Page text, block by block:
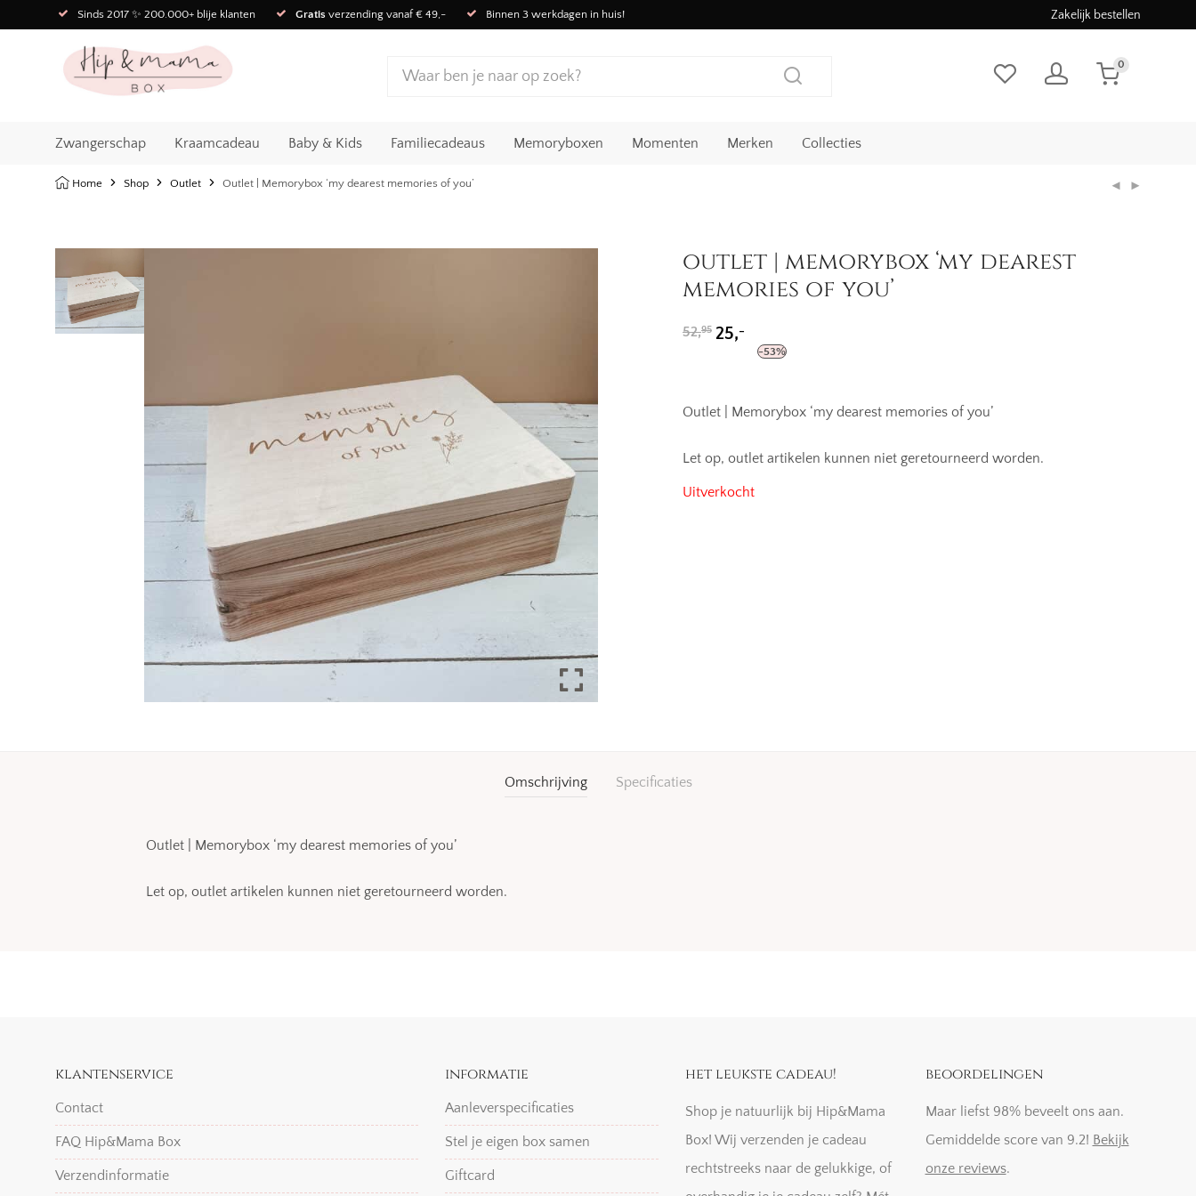
Sinds 2017 ✨ 200.000+ blije klanten Gratis verzending vanaf € 49,- Binnen 3 werkdagen in huis! Zakelijk bestellen
0
Zwangerschap Kraamcadeau Baby & Kids Familiecadeaus Memoryboxen Momenten Merken Collecties
Home Shop Outlet Outlet | Memorybox ‘my dearest memories of you’
outlet | memorybox ‘my dearest
memories of you’
52,95 Oorspronkelijke
prijs
25,-
prijs
-53%
Outlet | Memorybox ‘my dearest memories of you’
Let op, outlet artikelen kunnen niet geretourneerd worden.
Uitverkocht
Omschrijving Specificaties
Outlet | Memorybox ‘my dearest memories of you’
Let op, outlet artikelen kunnen niet geretourneerd worden.
klantenservice
Contact
FAQ Hip&Mama Box
Verzendinformatie
informatie
Aanleverspecificaties
Stel je eigen box samen
Giftcard
het leukste cadeau!
Shop je natuurlijk bij Hip&Mama
Box! Wij verzenden je cadeau
rechtstreeks naar de gelukkige, of
beoordelingen
Maar liefst 98% beveelt ons aan.
Gemiddelde score van 9.2! Bekijk
onze reviews.